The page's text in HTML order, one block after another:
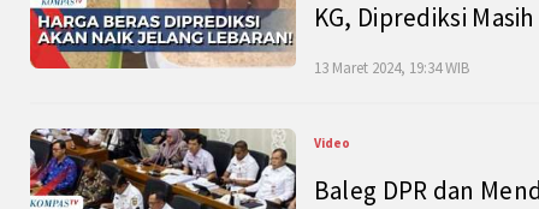
KG, Diprediksi
13 Maret 2024, 19:34 WIB
Video
Baleg DPR dan